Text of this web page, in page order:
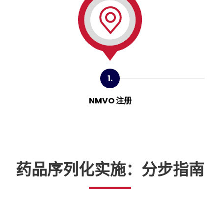
1.
NMVO 注册
药品序列化实施：分步指南